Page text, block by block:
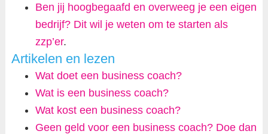
Ben jij hoogbegaafd en overweeg je een eigen
bedrijf? Dit wil je weten om te starten als
zzp’er.
Artikelen en lezen
Wat doet een business coach?
Wat is een business coach?
Wat kost een business coach?
Geen geld voor een business coach? Doe dan